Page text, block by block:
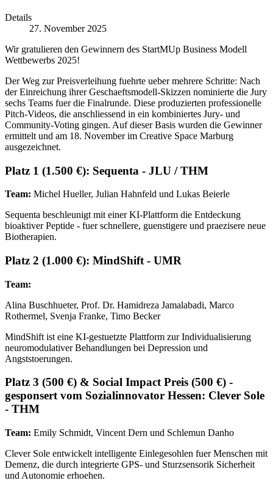
Details
27. November 2025
Wir gratulieren den Gewinnern des StartMUp Business Modell
Wettbewerbs 2025!
Der Weg zur Preisverleihung fuehrte ueber mehrere Schritte: Nach
der Einreichung ihrer Geschaeftsmodell-Skizzen nominierte die Jury
sechs Teams fuer die Finalrunde. Diese produzierten professionelle
Pitch-Videos, die anschliessend in ein kombiniertes Jury- und
Community-Voting gingen. Auf dieser Basis wurden die Gewinner
ermittelt und am 18. November im Creative Space Marburg
ausgezeichnet.
Platz 1 (1.500 €): Sequenta - JLU / THM
Team: Michel Hueller, Julian Hahnfeld und Lukas Beierle
Sequenta beschleunigt mit einer KI-Plattform die Entdeckung
bioaktiver Peptide - fuer schnellere, guenstigere und praezisere neue
Biotherapien.
Platz 2 (1.000 €): MindShift - UMR
Team:
Alina Buschhueter, Prof. Dr. Hamidreza Jamalabadi, Marco
Rothermel, Svenja Franke, Timo Becker
MindShift ist eine KI-gestuetzte Plattform zur Individualisierung
neuromodulativer Behandlungen bei Depression und
Angststoerungen.
Platz 3 (500 €) & Social Impact Preis (500 €) -
gesponsert vom Sozialinnovator Hessen: Clever Sole
- THM
Team: Emily Schmidt, Vincent Dern und Schlemun Danho
Clever Sole entwickelt intelligente Einlegesohlen fuer Menschen mit
Demenz, die durch integrierte GPS- und Sturzsensorik Sicherheit
und Autonomie erhoehen.